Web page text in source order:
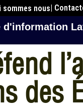
sommes nous|
d'information
des